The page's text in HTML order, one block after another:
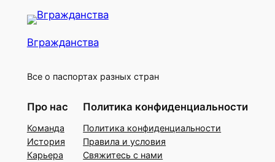
Вгражданства
Все о паспортах разных стран
Про нас
Команда
История
Карьера
Политика конфиденциальности
Политика конфиденциальности
Правила и условия
Свяжитесь с нами